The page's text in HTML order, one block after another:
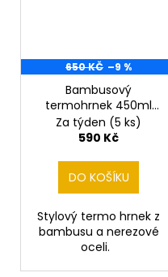
650 KČ –9 %
Bambusový
termohrnek 450ml
Rock n Roll
Za týden (5 ks)
590 Kč
DO KOŠÍKU
Stylový termo hrnek z
bambusu a nerezové
oceli.